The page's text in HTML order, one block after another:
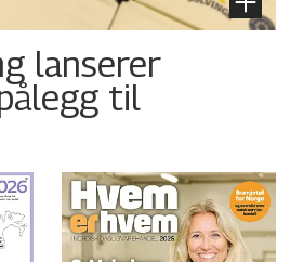
lanserer
til